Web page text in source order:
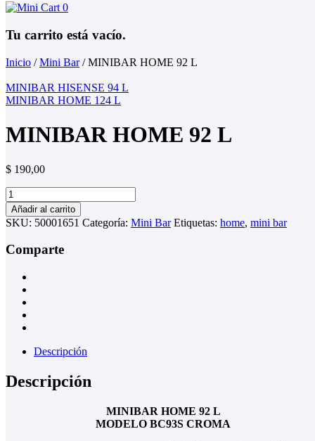
0
Tu carrito está vacío.
Inicio / Mini Bar /MINIBAR HOME 92 L
MINIBAR HISENSE 94 L
MINIBAR HOME 124 L
MINIBAR HOME 92 L
$ 190,00
MINIBAR
HOME
92
L
cantidad
Añadir al carrito
SKU: 50001651 Categoría: Mini Bar Etiquetas: home, mini bar
Comparte
Descripción
Descripción
MINIBAR HOME 92 L
MODELO BC93S CROMA